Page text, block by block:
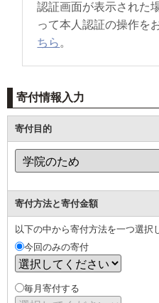
認証画面が表示された
って本人認証の操作を
ちら 。
寄付情報入力
寄付目的
寄付方法と寄付金額
以下の中から寄付方法を一つ選択
今回のみの寄付
毎月寄付する